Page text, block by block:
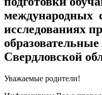
международных
исследованиях
Свердловской
Уважаемые родители!